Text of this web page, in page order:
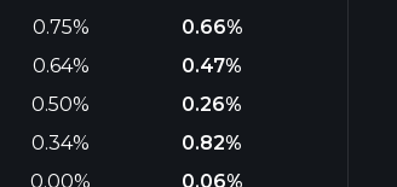
0.75%
0.66%
0.64%
0.47%
0.50%
0.26%
0.34%
0.82%
0.00%
0.06%